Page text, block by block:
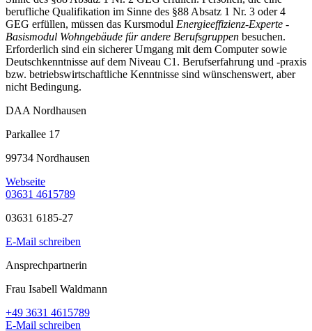
berufliche Qualifikation im Sinne des §88 Absatz 1 Nr. 3 oder 4
GEG erfüllen, müssen das Kursmodul Energieeffizienz-Experte -
Basismodul Wohngebäude für andere Berufsgruppen besuchen.
Erforderlich sind ein sicherer Umgang mit dem Computer sowie
Deutschkenntnisse auf dem Niveau C1. Berufserfahrung und -praxis
bzw. betriebswirtschaftliche Kenntnisse sind wünschenswert, aber
nicht Bedingung.
DAA Nordhausen
Parkallee 17
99734 Nordhausen
Webseite
03631 4615789
03631 6185-27
E-Mail schreiben
Ansprechpartnerin
Frau Isabell Waldmann
+49 3631 4615789
E-Mail schreiben